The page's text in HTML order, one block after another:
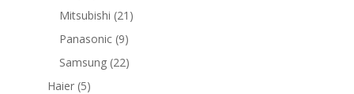
productos
Mitsubishi 21 21
Panasonic 99
productos
Samsung 2222
Haier 55